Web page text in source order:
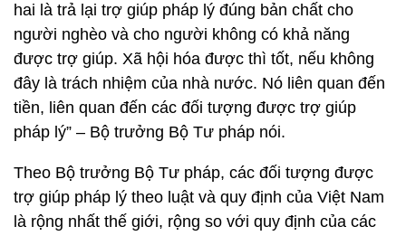
hai là trả lại trợ giúp pháp lý đúng bản chất cho
người nghèo và cho người không có khả năng
được trợ giúp. Xã hội hóa được thì tốt, nếu không
đây là trách nhiệm của nhà nước. Nó liên quan đến
tiền, liên quan đến các đối tượng được trợ giúp
pháp lý” – Bộ trưởng Bộ Tư pháp nói.
Theo Bộ trưởng Bộ Tư pháp, các đối tượng được
trợ giúp pháp lý theo luật và quy định của Việt Nam
là rộng nhất thế giới, rộng so với quy định của các